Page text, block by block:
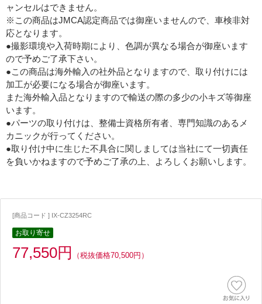
ャンセルはできません。
※この商品はJMCA認定商品では御座いませんので、車検非対
応となります。
●撮影環境や入荷時期により、色調が異なる場合が御座います
ので予めご了承下さい。
●この商品は海外輸入の社外品となりますので、取り付けには
加工が必要になる場合が御座います。
また海外輸入品となりますので輸送の際の多少の小キズ等御座
います。
●パーツの取り付けは、整備士資格所有者、専門知識のあるメ
カニックが行ってください。
●取り付け中に生じた不具合に関しましては当社にて一切責任
を負いかねますので予めご了承の上、よろしくお願いします。
[商品コード ] IX-CZ3254RC
お取り寄せ
77,550円 （税抜価格70,500円）